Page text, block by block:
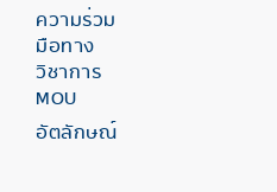
ความร่วม
มือทาง
วิชาการ
MOU
อัตลักษณ์